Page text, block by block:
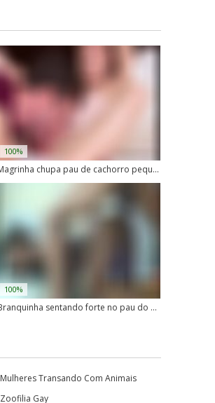
100%
Magrinha chupa pau de cachorro pequeno
100%
Branquinha sentando forte no pau do cachorro
Mulheres Transando Com Animais
Zoofilia Gay